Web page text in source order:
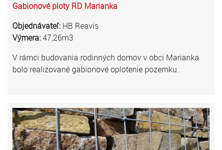
Gabionové ploty RD Marianka
Objednávateľ: HB Reavis
Výmera:47,26m3
V rámci budovania rodinných domov v obci Marianka
bolo realizované gabionové oplotenie pozemku.